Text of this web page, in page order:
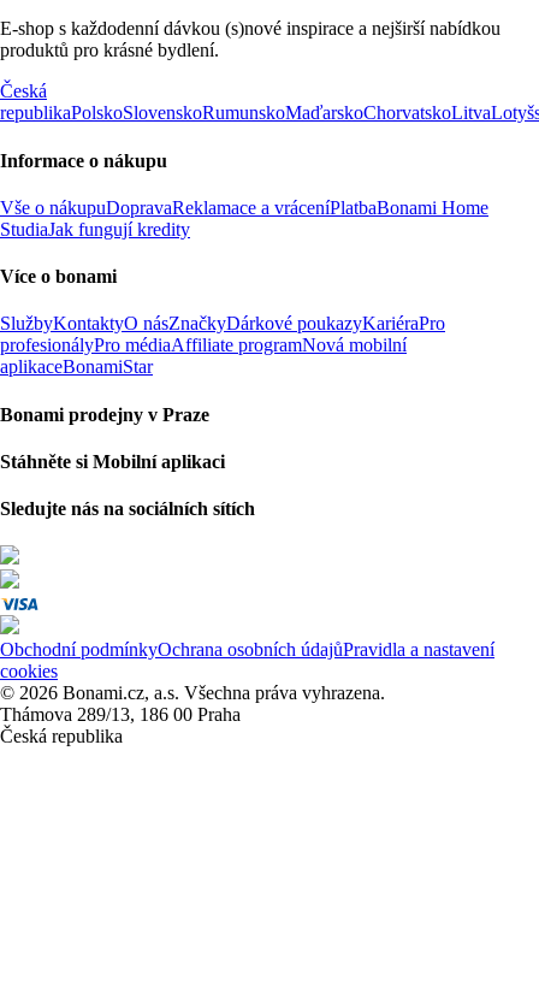
E-shop s každodenní dávkou (s)nové inspirace a nejširší nabídkou
produktů pro krásné bydlení.
Česká
republikaPolskoSlovenskoRumunskoMaďarskoChorvatskoLitva
Informace o nákupu
Vše o nákupuDopravaReklamace a vráceníPlatbaBonami Home
StudiaJak fungují kredity
Více o bonami
SlužbyKontaktyO násZnačkyDárkové poukazyKariéraPro
profesionályPro médiaAffiliate programNová mobilní
aplikaceBonamiStar
Bonami prodejny v Praze
Stáhněte si Mobilní aplikaci
Sledujte nás na sociálních sítích
Obchodní podmínkyOchrana osobních údajůPravidla a nastavení
cookies
© 2026 Bonami.cz, a.s. Všechna práva vyhrazena.
Thámova 289/13, 186 00 Praha
Česká republika